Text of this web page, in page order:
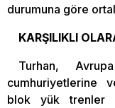
durumuna göre
KARŞILIKLI
Turhan,
cumhuriyetlerine
blok yük trenler